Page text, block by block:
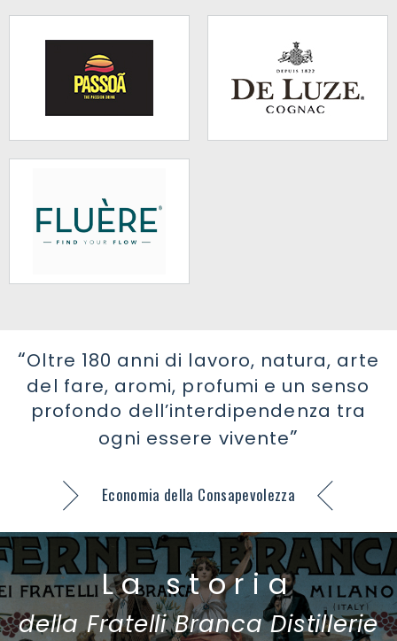
Oltre 180 anni di lavoro, natura, arte
del fare, aromi, profumi e un senso
profondo dell’interdipendenza tra
ogni essere vivente
Economia della Consapevolezza
La storia
della Fratelli Branca Distillerie